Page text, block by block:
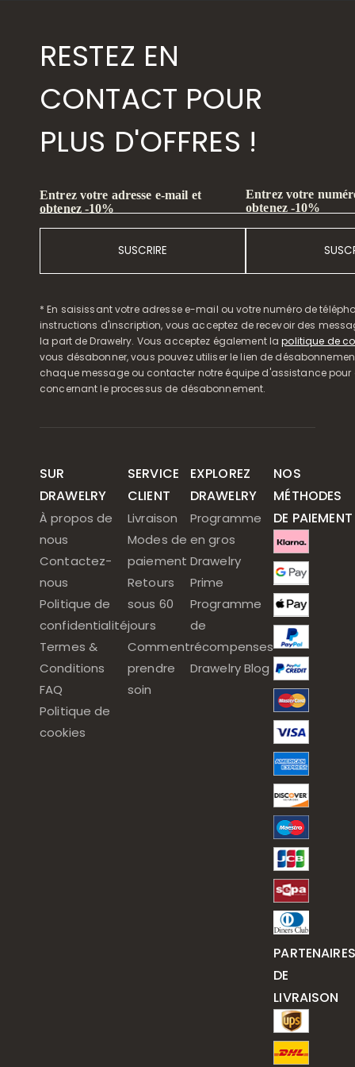
RESTEZ EN
CONTACT POUR
PLUS D'OFFRES !
Entrez votre adresse e-mail et
obtenez -10%
SUSCRIRE
Entrez votre
obtenez -10%
* En saisissant votre adresse e-mail ou votre numéro de
instructions d'inscription, vous acceptez de recevoir des
la part de Drawelry. Vous acceptez également lapolitique de
vous désabonner, vous pouvez utiliser le lien de
chaque message ou contacter notre équipe d'assistance pour
concernant le processus de désabonnement.
SUR
DRAWELRY
À propos de
nous
Contactez-
nous
Politique de
confidentialité
Termes &
Conditions
FAQ
Politique de
cookies
SERVICE
CLIENT
Livraison
Modes de
paiement
Retours
sous 60
jours
Comment
prendre
soin
EXPLOREZ
DRAWELRY
Programme
en gros
Drawelry
Prime
Programme
de
récompenses
Drawelry Blog
NOS
MÉTHODES
DE PAIEMENT
PARTENAIRES
DE
LIVRAISON